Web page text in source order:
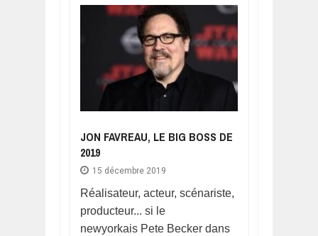
JON FAVREAU, LE BIG BOSS DE
2019
15 décembre 2019
Réalisateur, acteur, scénariste,
producteur... si le
newyorkais Pete Becker dans